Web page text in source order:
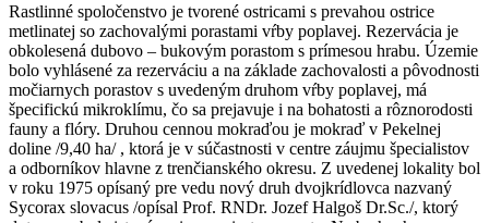
Rastlinné spoločenstvo je tvorené ostricami s prevahou ostrice
metlinatej so zachovalými porastami vŕby poplavej. Rezervácia je
obkolesená dubovo – bukovým porastom s prímesou hrabu. Územie
bolo vyhlásené za rezerváciu a na základe zachovalosti a pôvodnosti
močiarnych porastov s uvedeným druhom vŕby poplavej, má
špecifickú mikroklímu, čo sa prejavuje i na bohatosti a rôznorodosti
fauny a flóry. Druhou cennou mokraďou je mokraď v Pekelnej
doline /9,40 ha/ , ktorá je v súčastnosti v centre záujmu špecialistov
a odborníkov hlavne z trenčianského okresu. Z uvedenej lokality bol
v roku 1975 opísaný pre vedu nový druh dvojkrídlovca nazvaný
Sycorax slovacus /opísal Prof. RNDr. Jozef Halgoš Dr.Sc./, ktorý